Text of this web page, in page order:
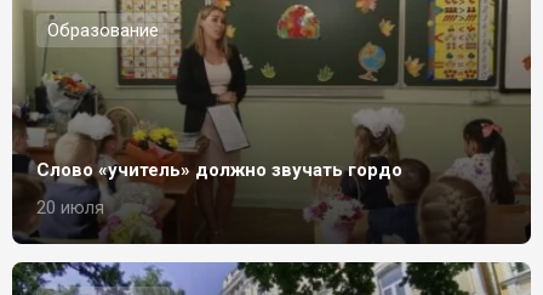
Образование
Слово «учитель» должно звучать гордо
20 июля